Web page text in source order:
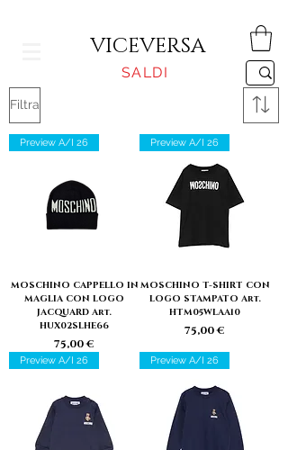
VICEVERSA
SALDI
Filtra
Preview A/I 26
MOSCHINO CAPPELLO IN
MAGLIA CON LOGO
JACQUARD Art.
HUX02SLHE66
Prezzo
75,00 €
Preview A/I 26
MOSCHINO T-SHIRT CON
LOGO STAMPATO Art.
HTM05WLAA10
Prezzo
75,00 €
Preview A/I 26 Preview A/I 26